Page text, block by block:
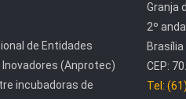
de Entidades
(Anprotec)
incubadoras de
Granja
2º
Brasília
CEP:
Tel: